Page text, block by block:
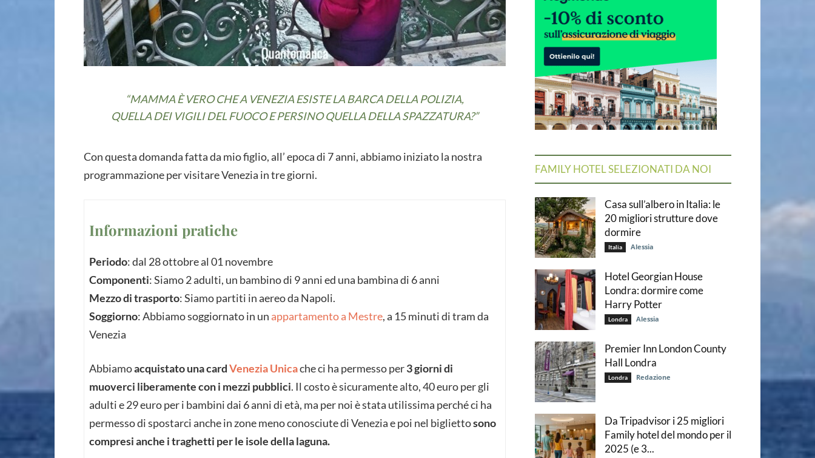
“MAMMA È VERO CHE A VENEZIA ESISTE LA BARCA DELLA POLIZIA,
QUELLA DEI VIGILI DEL FUOCO E PERSINO QUELLA DELLA SPAZZATURA?”
Con questa domanda fatta da mio figlio, all’ epoca di 7 anni, abbiamo iniziato la nostra
programmazione per visitare Venezia in tre giorni.
Informazioni pratiche
Periodo: dal 28 ottobre al 01 novembre
Componenti: Siamo 2 adulti, un bambino di 9 anni ed una bambina di 6 anni
Mezzo di trasporto: Siamo partiti in aereo da Napoli.
Soggiorno: Abbiamo soggiornato in un appartamento a Mestre, a 15 minuti di tram da
Venezia
Abbiamoacquistato una cardVenezia Unicache ci ha permesso per3 giorni di
muoverci liberamente con i mezzi pubblici. Il costo è sicuramente alto, 40 euro per gli
adulti e 29 euro per i bambini dai 6 anni di età, ma per noi è stata utilissima perché ci ha
permesso di spostarci anche in zone meno conosciute di Venezia e poi nel bigliettosono
compresi anche i traghetti per le isole della laguna.
FAMILY HOTEL SELEZIONATI DA NOI
Casa sull’albero in Italia: le
20 migliori strutture dove
dormire
Italia Alessia
Hotel Georgian House
Londra: dormire come
Harry Potter
Londra Alessia
Premier Inn London County
Hall Londra
Londra Redazione
Da Tripadvisor i 25 migliori
Family hotel del mondo per il
2025 (e 3...